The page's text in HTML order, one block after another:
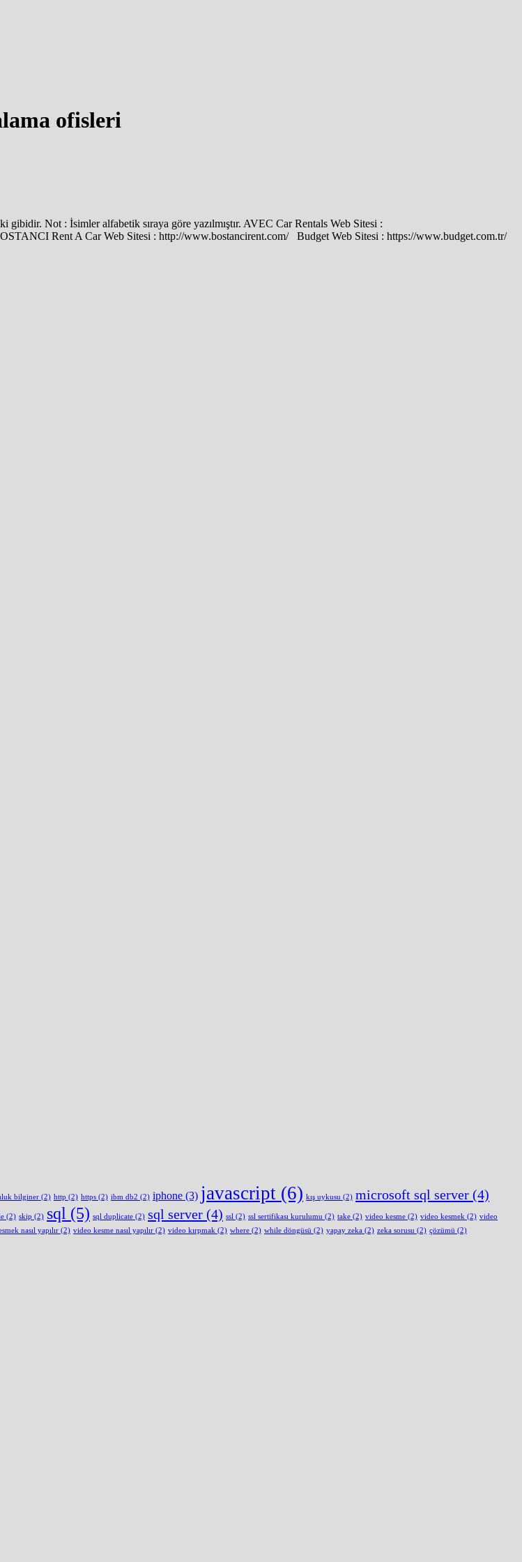
ofisleri
Not : İsimler alfabetik sıraya göre yazılmıştır. AVEC Car Rentals Web Sitesi :
Rent A Car Web Sitesi : http://www.bostancirent.com/ Budget Web Sitesi : https://www.budget.com.tr/
bilginer (2) http (2) https (2) ibm db2 (2) iphone (3) javascript (6) kış uykusu (2) microsoft sql server (4)
(2) skip (2) sql (5) sql duplicate (2) sql server (4) ssl (2) ssl sertifikası kurulumu (2) take (2) video kesme (2) video kesmek (2) video
nasıl yapılır (2) video kesme nasıl yapılır (2) video kırpmak (2) where (2) while döngüsü (2) yapay zeka (2) zeka sorusu (2) çözümü (2)